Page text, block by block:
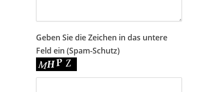
Geben Sie die Zeichen in das untere
Feld ein (Spam-Schutz)